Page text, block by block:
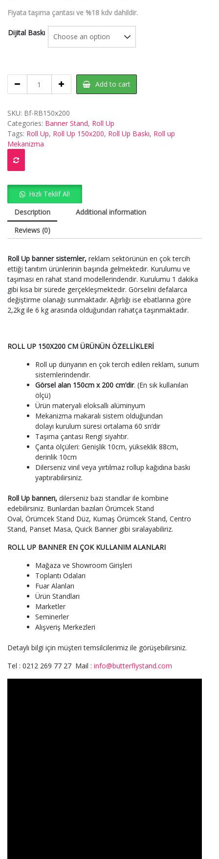
Fiyata taşıma çantası ve %18 kdv dahildir.
Dijital Baskı
quantity
Add to cart
SKU: Bf-RB150x200
Categories: Banner Stand, Roll Up
Tags: Roll Up, Roll Up 150x200, Roll Up Baskı, Roll up
Mekanizma
Hızlı Teklif Al!
Description
Additional information
Reviews (0)
Roll Up banner sistemler, reklam sektörünün en çok tercih
ettiği tanıtım ürünlerinin başında gelmektedir. Kurulumu ve
taşıması en rahat stand modellerindendir. Kurulumu 1 dakika
gibi kısa bir sürede gerçekleşmektedir. Görselini defalarca
değiştirme olanağı sunmaktadır. Ağırlığı ise ebatlarına göre
2,2kg ile 6 kg arasında olduğundan rahatça taşınmaktadır.
ROLL UP 150X200 CM ÜRÜNÜN ÖZELLİKLERİ
Roll up dünyanın en çok tercih edilen reklam, sunum
sistemlerindendir.
Görsel alan 150cm x 200 cm’dir. (En sık kullanılan
ölçü)
Ürün materyali eloksallı alüminyum
Mekanizma makaralı sistem olduğundan
dolayı kurulum süresi ortalama 60 sn’dir
Taşıma çantası Rengi siyahtır.
Çanta ölçüleri: Genişlik 10cm, yükseklik 88cm,
derinlik 10cm
Dilerseniz vinil veya yırtılmaz rollup kağıdına baskı
yaptırabilirsiniz.
Roll Up bannerı, dilerseniz bazı standlar ile kombine
edebilirsiniz. Bunlardan bazıları Örümcek Stand
Oval, Örümcek Stand Düz, Kumaş Örümcek Stand, Centro
Stand, Panset Masa, Quick Banner gibi sıralayabiliriz.
ROLL UP BANNER EN ÇOK KULLANIM ALANLARI
Mağaza ve Showroom Girişleri
Toplantı Odaları
Fuar Alanları
Ürün Standları
Marketler
Seminerler
Alışveriş Merkezleri
Detaylı bilgi için müşteri temsilcilerimiz ile görüşebilirsiniz.
Tel : 0212 269 77 27 Mail : info@butterflystand.com